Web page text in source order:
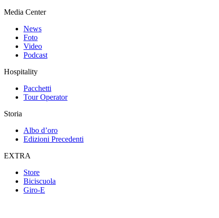
Media Center
News
Foto
Video
Podcast
Hospitality
Pacchetti
Tour Operator
Storia
Albo d’oro
Edizioni Precedenti
EXTRA
Store
Biciscuola
Giro-E